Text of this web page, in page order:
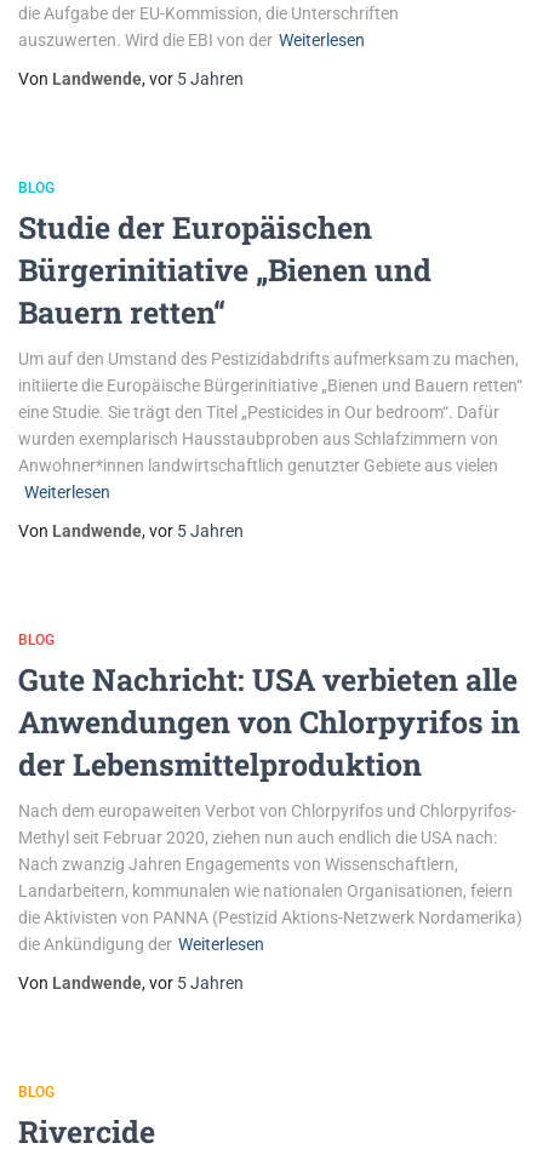
die Aufgabe der EU-Kommission, die Unterschriften
auszuwerten. Wird die EBI von der Weiterlesen
Von Landwende, vor 5 Jahren
BLOG
Studie der Europäischen
Bürgerinitiative „Bienen und
Bauern retten“
Um auf den Umstand des Pestizidabdrifts aufmerksam zu machen,
initiierte die Europäische Bürgerinitiative „Bienen und Bauern retten“
eine Studie. Sie trägt den Titel „Pesticides in Our bedroom“. Dafür
wurden exemplarisch Hausstaubproben aus Schlafzimmern von
Anwohner*innen landwirtschaftlich genutzter Gebiete aus vielen
Weiterlesen
Von Landwende, vor 5 Jahren
BLOG
Gute Nachricht: USA verbieten alle
Anwendungen von Chlorpyrifos in
der Lebensmittelproduktion
Nach dem europaweiten Verbot von Chlorpyrifos und Chlorpyrifos-
Methyl seit Februar 2020, ziehen nun auch endlich die USA nach:
Nach zwanzig Jahren Engagements von Wissenschaftlern,
Landarbeitern, kommunalen wie nationalen Organisationen, feiern
die Aktivisten von PANNA (Pestizid Aktions-Netzwerk Nordamerika)
die Ankündigung der Weiterlesen
Von Landwende, vor 5 Jahren
BLOG
Rivercide